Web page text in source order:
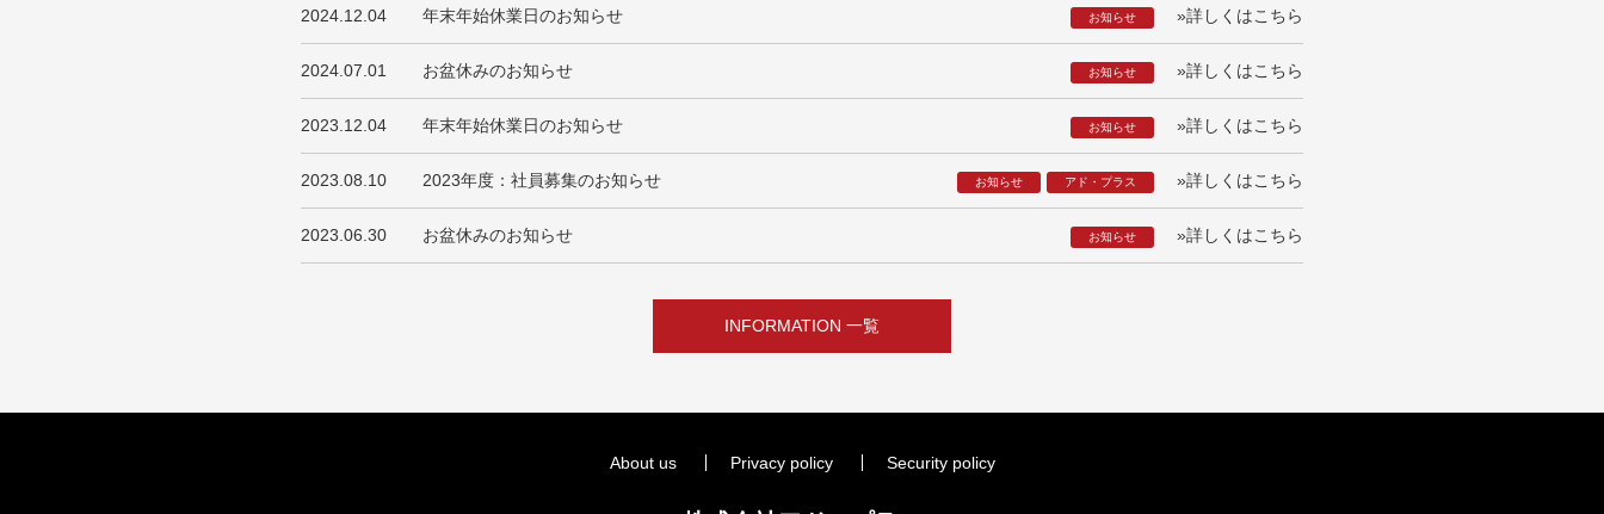
2024.12.04 年末年始休業日のお知らせ お知らせ »詳しくはこちら
2024.07.01 お盆休みのお知らせ お知らせ »詳しくはこちら
2023.12.04 年末年始休業日のお知らせ お知らせ »詳しくはこちら
2023.08.10 2023年度：社員募集のお知らせ お知らせ アド・プラス »詳しくはこちら
2023.06.30 お盆休みのお知らせ お知らせ »詳しくはこちら
INFORMATION 一覧
About us Privacy policy Security policy